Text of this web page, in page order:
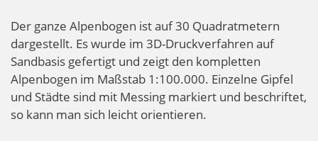
Der ganze Alpenbogen ist auf 30 Quadratmetern
dargestellt. Es wurde im 3D-Druckverfahren auf
Sandbasis gefertigt und zeigt den kompletten
Alpenbogen im Maßstab 1:100.000. Einzelne Gipfel
und Städte sind mit Messing markiert und beschriftet,
so kann man sich leicht orientieren.